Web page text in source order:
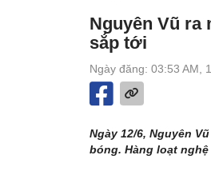
Nguyên Vũ ra
sắp tới
Ngày đăng: 03:53 AM,
Ngày 12/6, Nguyên
bóng. Hàng loạt